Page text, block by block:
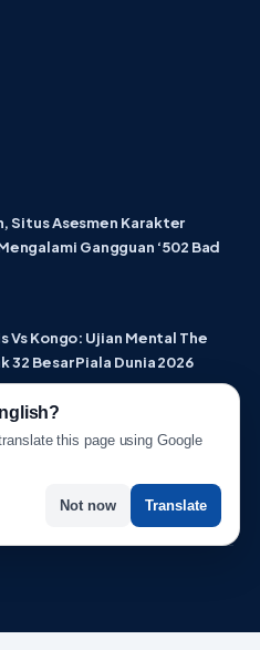
Situs Asesmen Karakter
Gangguan ‘502 Bad
Vs Kongo: Ujian Mental The
32 Besar Piala Dunia 2026
this page using Google
Not now Translate